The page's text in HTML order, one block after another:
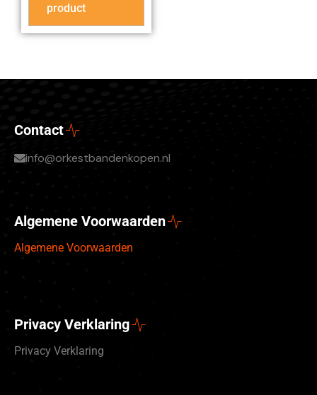
product
Contact
info@orkestbandenkopen.nl
Algemene Voorwaarden
Algemene Voorwaarden
Privacy Verklaring
Privacy Verklaring